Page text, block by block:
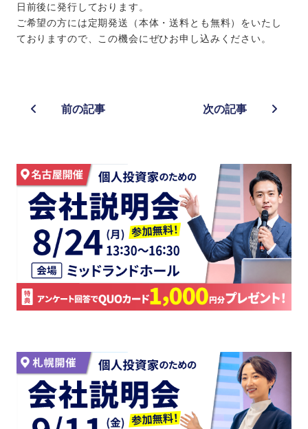
日前後に発行しております。
ご希望の方には定期発送（本体・送料とも無料）をいたし
ておりますので、この機会にぜひお申し込みください。
前の記事 次の記事